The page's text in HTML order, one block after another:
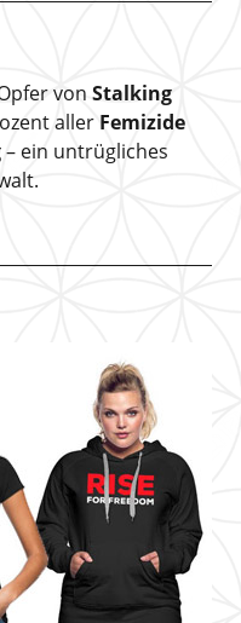
von Stalking
aller Femizide
– ein untrügliches